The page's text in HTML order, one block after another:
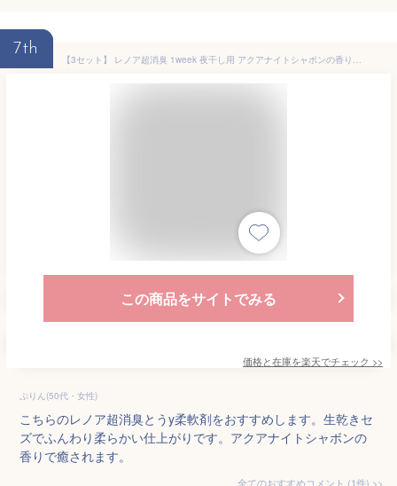
7th
【3セット】 レノア超消臭 1week 夜干し用 アクアナイトシャボンの香り つめかえ用 超特大サイズ 1380ml柔軟剤 P&G 洗濯 衣料用 シーツ 枕カバー パジャマ 汗 臭い フローラル 放置臭 花粉 におい 消臭 フレッシュ 生乾き臭 部屋干し
この商品をサイトでみる
価格と在庫を楽天でチェック >>
ぷりん(50代・女性)
こちらのレノア超消臭とうy柔軟剤をおすすめします。生乾きセ
ズでふんわり柔らかい仕上がりです。アクアナイトシャボンの
香りで癒されます。
全てのおすすめコメント (1件) >